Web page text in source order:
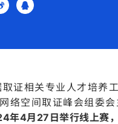
证相关专业人才培养
络空间取证峰会组委
年4月27日举行线上赛